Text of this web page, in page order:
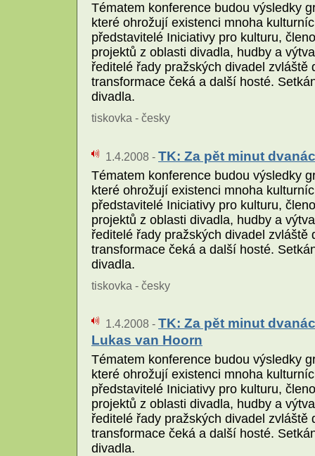
Tématem konference budou výsledky
které ohrožují existenci mnoha
představitelé Iniciativy pro kulturu,
projektů z oblasti divadla, hudby a
ředitelé řady pražských divadel
transformace čeká a další hosté.
divadla.
tiskovka - česky
1.4.2008 - TK: Za pět minut
Tématem konference budou výsledky
které ohrožují existenci mnoha
představitelé Iniciativy pro kulturu,
projektů z oblasti divadla, hudby a
ředitelé řady pražských divadel
transformace čeká a další hosté.
divadla.
tiskovka - česky
1.4.2008 - TK: Za pět minut
Lukas van Hoorn
Tématem konference budou výsledky
které ohrožují existenci mnoha
představitelé Iniciativy pro kulturu,
projektů z oblasti divadla, hudby a
ředitelé řady pražských divadel
transformace čeká a další hosté.
divadla.